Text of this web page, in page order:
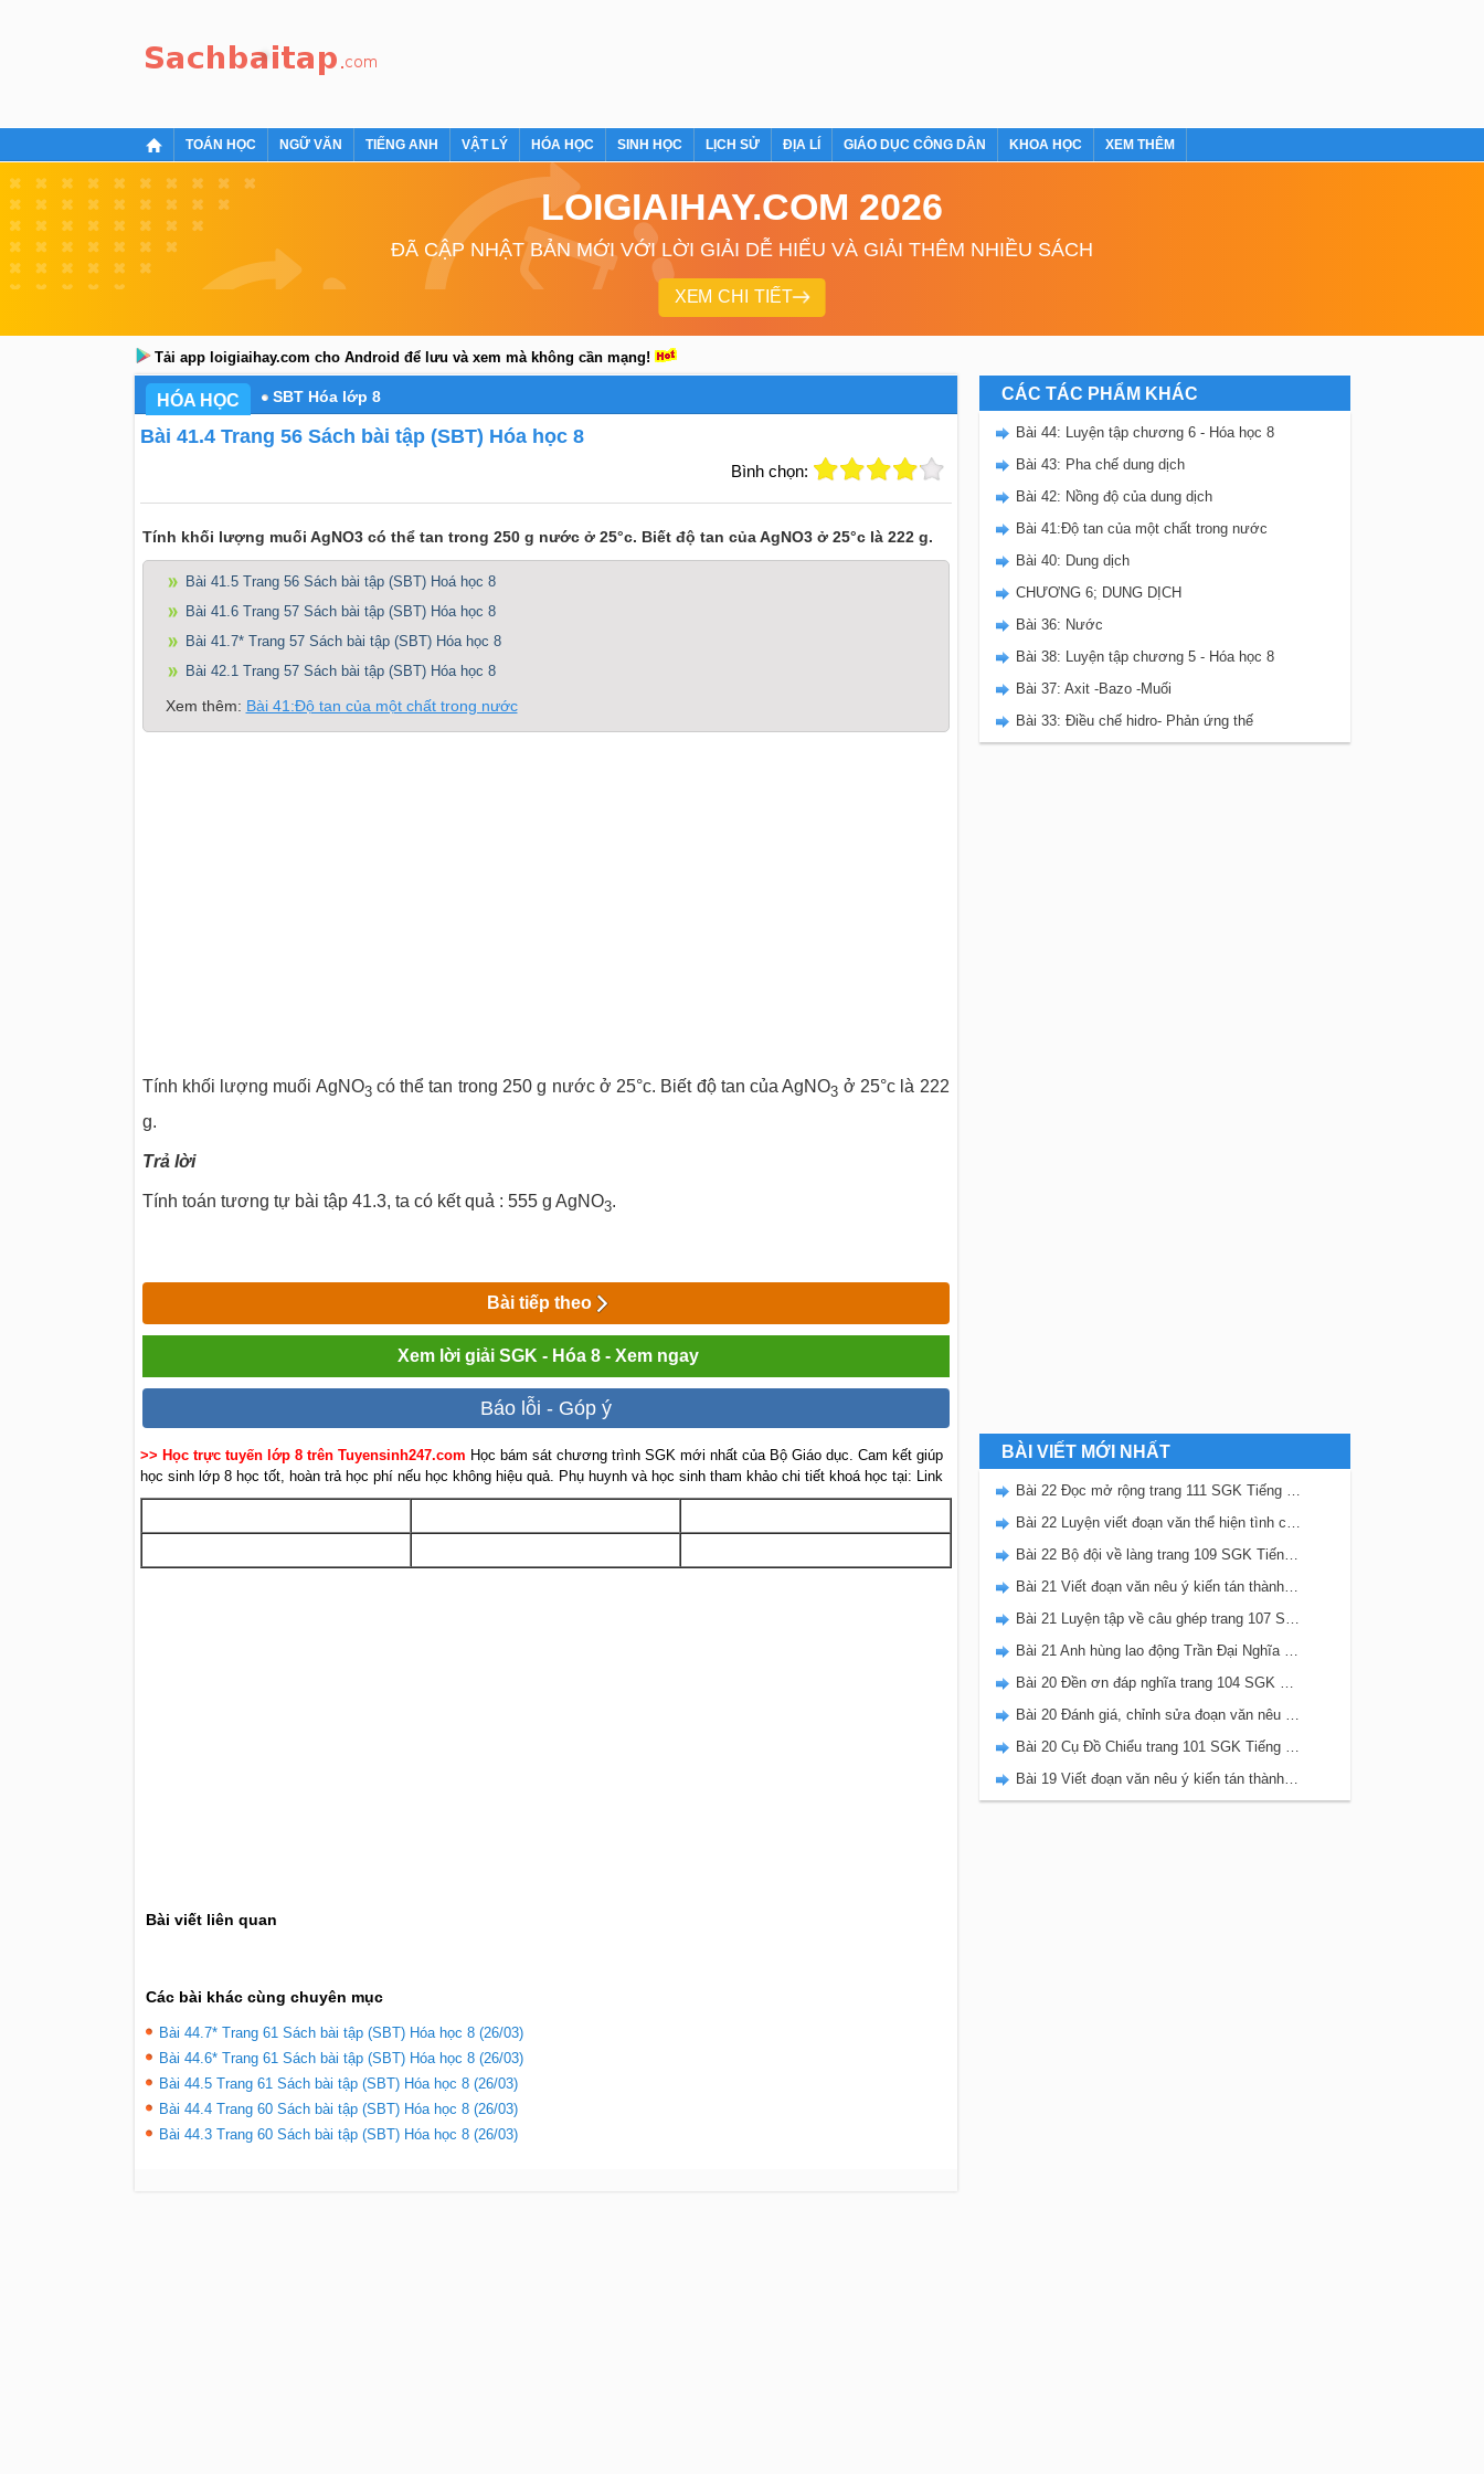
TOÁN HỌC NGỮ VĂN TIẾNG ANH VẬT LÝ HÓA HỌC SINH HỌC LỊCH SỬ ĐỊA LÍ GIÁO DỤC CÔNG DÂN KHOA HỌC XEM THÊM
LOIGIAIHAY.COM 2026
ĐÃ CẬP NHẬT BẢN MỚI VỚI LỜI GIẢI DỄ HIỂU VÀ GIẢI THÊM NHIỀU SÁCH
XEM CHI TIẾT
Tải app loigiaihay.com cho Android để lưu và xem mà không cần mạng!
HÓA HỌC SBT Hóa lớp 8
Bài 41.4 Trang 56 Sách bài tập (SBT) Hóa học 8
Bình chọn:
Tính khối lượng muối AgNO3 có thể tan trong 250 g nước ở 25°c. Biết độ tan của AgNO3 ở 25°c là 222 g.
Bài 41.5 Trang 56 Sách bài tập (SBT) Hoá học 8
Bài 41.6 Trang 57 Sách bài tập (SBT) Hóa học 8
Bài 41.7* Trang 57 Sách bài tập (SBT) Hóa học 8
Bài 42.1 Trang 57 Sách bài tập (SBT) Hóa học 8
Xem thêm: Bài 41:Độ tan của một chất trong nước
Tính khối lượng muối AgNO3 có thể tan trong 250 g nước ở 25°c. Biết độ tan của AgNO3 ở 25°c là 222
g.
Trả lời
Tính toán tương tự bài tập 41.3, ta có kết quả : 555 g AgNO3.
Bài tiếp theo
Xem lời giải SGK - Hóa 8 - Xem ngay
Báo lỗi - Góp ý
>> Học trực tuyến lớp 8 trên Tuyensinh247.com Học bám sát chương trình SGK mới nhất của Bộ Giáo dục. Cam kết giúp
học sinh lớp 8 học tốt, hoàn trả học phí nếu học không hiệu quả. Phụ huynh và học sinh tham khảo chi tiết khoá học tại: Link
Bài viết liên quan
Các bài khác cùng chuyên mục
Bài 44.7* Trang 61 Sách bài tập (SBT) Hóa học 8 (26/03)
Bài 44.6* Trang 61 Sách bài tập (SBT) Hóa học 8 (26/03)
Bài 44.5 Trang 61 Sách bài tập (SBT) Hóa học 8 (26/03)
Bài 44.4 Trang 60 Sách bài tập (SBT) Hóa học 8 (26/03)
Bài 44.3 Trang 60 Sách bài tập (SBT) Hóa học 8 (26/03)
CÁC TÁC PHẨM KHÁC
Bài 44: Luyện tập chương 6 - Hóa học 8
Bài 43: Pha chế dung dịch
Bài 42: Nồng độ của dung dịch
Bài 41:Độ tan của một chất trong nước
Bài 40: Dung dịch
CHƯƠNG 6; DUNG DỊCH
Bài 36: Nước
Bài 38: Luyện tập chương 5 - Hóa học 8
Bài 37: Axit -Bazo -Muối
Bài 33: Điều chế hidro- Phản ứng thế
BÀI VIẾT MỚI NHẤT
Bài 22 Đọc mở rộng trang 111 SGK Tiếng Việt 5 Kết nối tri thức tập 2
Bài 22 Luyện viết đoạn văn thể hiện tình cảm, cảm xúc về một sự việc trang 111 SGK Tiếng Việt 5 Kết nối tri thức tập 2
Bài 22 Bộ đội về làng trang 109 SGK Tiếng Việt 5 Kết nối tri thức tập 2
Bài 21 Viết đoạn văn nêu ý kiến tán thành một sự việc, hiện tượng (Bài viết số 2) trang 108 SGK Tiếng Việt 5 Kết nối tri thức tập 2
Bài 21 Luyện tập về câu ghép trang 107 SGK Tiếng Việt 5 Kết nối tri thức tập 2
Bài 21 Anh hùng lao động Trần Đại Nghĩa trang 106 SGK Tiếng Việt 5 Kết nối tri thức tập 2
Bài 20 Đền ơn đáp nghĩa trang 104 SGK Tiếng Việt 5 Kết nối tri thức tập 2
Bài 20 Đánh giá, chỉnh sửa đoạn văn nêu ý kiến tán thành một sự vật, hiện tượng trang 103 SGK Tiếng Việt 5 Kết nối tri thức tập 2
Bài 20 Cụ Đồ Chiểu trang 101 SGK Tiếng Việt 5 Kết nối tri thức tập 2
Bài 19 Viết đoạn văn nêu ý kiến tán thành một sự việc, hiện tượng (Bài viết số 1) trang 100 SGK Tiếng Việt 5 Kết nối tri thức tập 2